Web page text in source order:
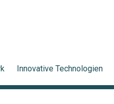
Innovative Technologien